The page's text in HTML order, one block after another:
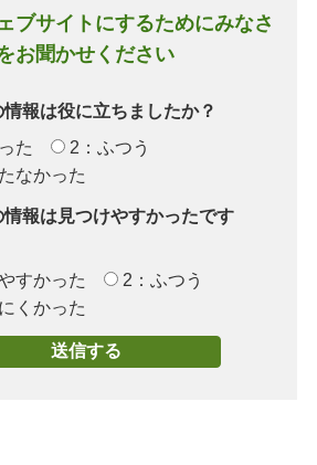
ブサイトにするためにみなさ
お聞かせください
報は役に立ちましたか？
た
2：ふつう
なかった
情報は見つけやすかったです
すかった
2：ふつう
くかった